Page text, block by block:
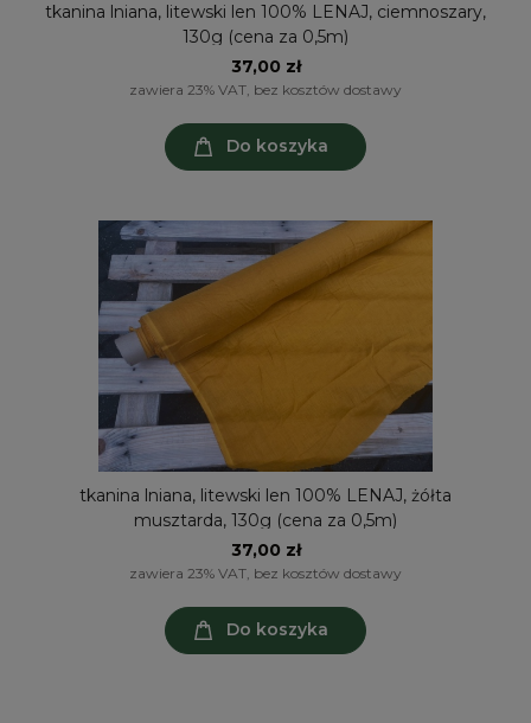
tkanina lniana, litewski len 100% LENAJ, ciemnoszary,
130g (cena za 0,5m)
37,00 zł
zawiera 23% VAT, bez kosztów dostawy
Do koszyka
tkanina lniana, litewski len 100% LENAJ, żółta
musztarda, 130g (cena za 0,5m)
37,00 zł
zawiera 23% VAT, bez kosztów dostawy
Do koszyka